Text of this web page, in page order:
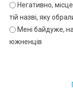
Негативно,
тій назві, яку
Мені байдуже,
южненців